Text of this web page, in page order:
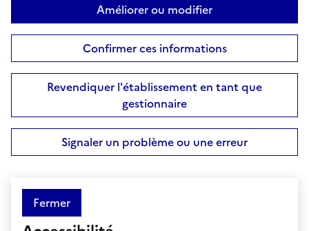
Améliorer ou modifier
Confirmer ces informations
Revendiquer l'établissement en tant que
gestionnaire
Signaler un problème ou une erreur
Fermer